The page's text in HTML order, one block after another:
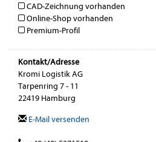
CAD-Zeichnung vorhanden
Online-Shop vorhanden
Premium-Profil
Kontakt/Adresse
Kromi Logistik AG
Tarpenring 7 - 11
22419 Hamburg
E-Mail versenden